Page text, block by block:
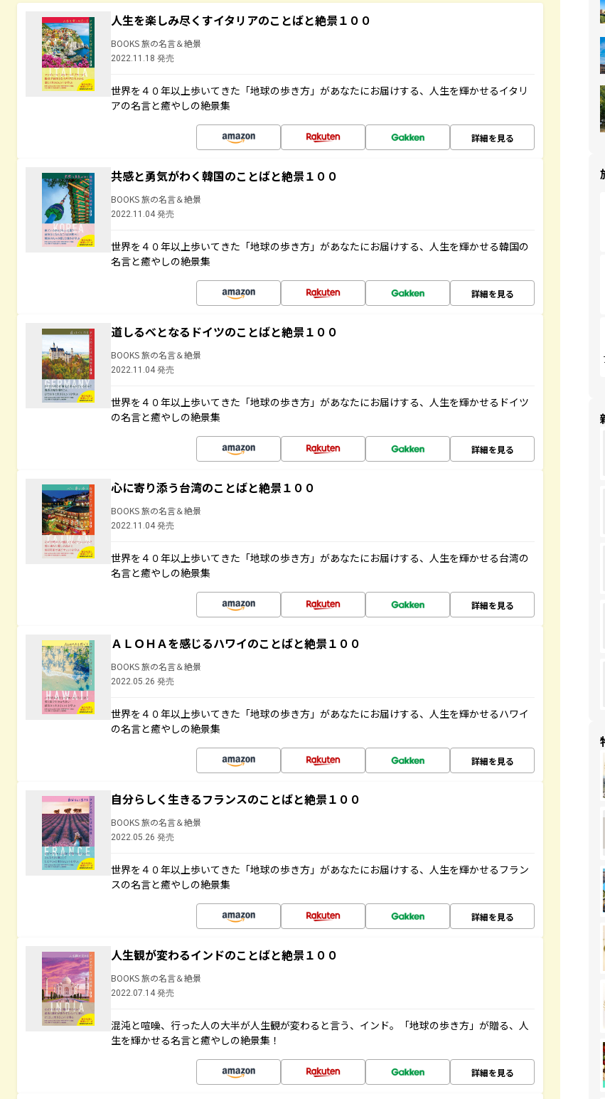
人生を楽しみ尽くすイタリアのことばと絶景１００
BOOKS 旅の名言＆絶景
2022.11.18 発売
世界を４０年以上歩いてきた「地球の歩き方」があなたにお届けする、人生を輝かせるイタリ
アの名言と癒やしの絶景集
詳細を見る
共感と勇気がわく韓国のことばと絶景１００
BOOKS 旅の名言＆絶景
2022.11.04 発売
世界を４０年以上歩いてきた「地球の歩き方」があなたにお届けする、人生を輝かせる韓国の
名言と癒やしの絶景集
詳細を見る
道しるべとなるドイツのことばと絶景１００
BOOKS 旅の名言＆絶景
2022.11.04 発売
世界を４０年以上歩いてきた「地球の歩き方」があなたにお届けする、人生を輝かせるドイツ
の名言と癒やしの絶景集
詳細を見る
心に寄り添う台湾のことばと絶景１００
BOOKS 旅の名言＆絶景
2022.11.04 発売
世界を４０年以上歩いてきた「地球の歩き方」があなたにお届けする、人生を輝かせる台湾の
名言と癒やしの絶景集
詳細を見る
ＡＬＯＨＡを感じるハワイのことばと絶景１００
BOOKS 旅の名言＆絶景
2022.05.26 発売
世界を４０年以上歩いてきた「地球の歩き方」があなたにお届けする、人生を輝かせるハワイ
の名言と癒やしの絶景集
詳細を見る
自分らしく生きるフランスのことばと絶景１００
BOOKS 旅の名言＆絶景
2022.05.26 発売
世界を４０年以上歩いてきた「地球の歩き方」があなたにお届けする、人生を輝かせるフラン
スの名言と癒やしの絶景集
詳細を見る
人生観が変わるインドのことばと絶景１００
BOOKS 旅の名言＆絶景
2022.07.14 発売
混沌と喧噪、行った人の大半が人生観が変わると言う、インド。「地球の歩き方」が贈る、人
生を輝かせる名言と癒やしの絶景集！
詳細を見る